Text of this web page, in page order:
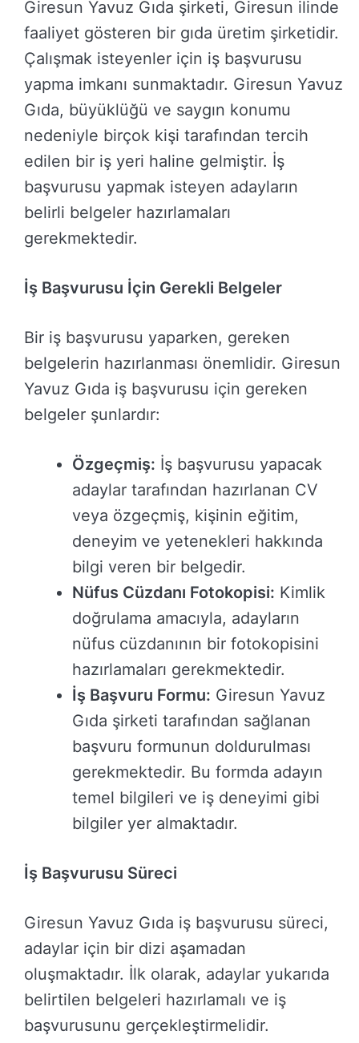
Giresun Yavuz Gıda şirketi, Giresun ilinde
faaliyet gösteren bir gıda üretim şirketidir.
Çalışmak isteyenler için iş başvurusu
yapma imkanı sunmaktadır. Giresun Yavuz
Gıda, büyüklüğü ve saygın konumu
nedeniyle birçok kişi tarafından tercih
edilen bir iş yeri haline gelmiştir. İş
başvurusu yapmak isteyen adayların
belirli belgeler hazırlamaları
gerekmektedir.
İş Başvurusu İçin Gerekli Belgeler
Bir iş başvurusu yaparken, gereken
belgelerin hazırlanması önemlidir. Giresun
Yavuz Gıda iş başvurusu için gereken
belgeler şunlardır:
Özgeçmiş: İş başvurusu yapacak
adaylar tarafından hazırlanan CV
veya özgeçmiş, kişinin eğitim,
deneyim ve yetenekleri hakkında
bilgi veren bir belgedir.
Nüfus Cüzdanı Fotokopisi: Kimlik
doğrulama amacıyla, adayların
nüfus cüzdanının bir fotokopisini
hazırlamaları gerekmektedir.
İş Başvuru Formu: Giresun Yavuz
Gıda şirketi tarafından sağlanan
başvuru formunun doldurulması
gerekmektedir. Bu formda adayın
temel bilgileri ve iş deneyimi gibi
bilgiler yer almaktadır.
İş Başvurusu Süreci
Giresun Yavuz Gıda iş başvurusu süreci,
adaylar için bir dizi aşamadan
oluşmaktadır. İlk olarak, adaylar yukarıda
belirtilen belgeleri hazırlamalı ve iş
başvurusunu gerçekleştirmelidir.